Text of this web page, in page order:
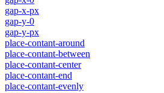
gap-x-px
gap-y-0
gap-y-px
place-contant-around
place-contant-between
place-contant-center
place-contant-end
place-contant-evenly